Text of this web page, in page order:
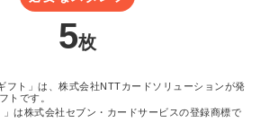
5枚
ト」は、株式会社NTTカードソリューションが発
トです。
は株式会社セブン・カードサービスの登録商標で